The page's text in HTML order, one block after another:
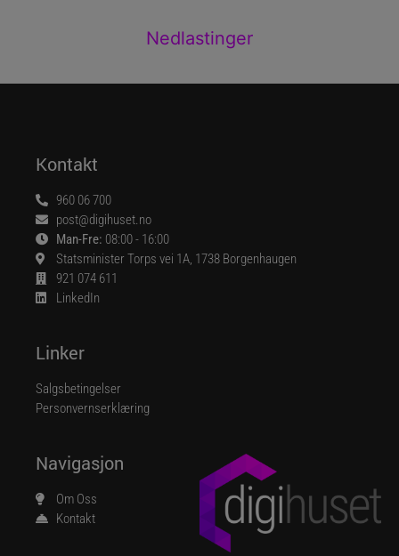
Nedlastinger
Navigasjon
Om Oss
Kontakt
Linker
Salgsbetingelser
Personvernserklæring
Kontakt
960 06 700
post@digihuset.no
Man-Fre: 08:00 - 16:00
Statsminister Torps vei 1A, 1738 Borgenhaugen
921 074 611
LinkedIn